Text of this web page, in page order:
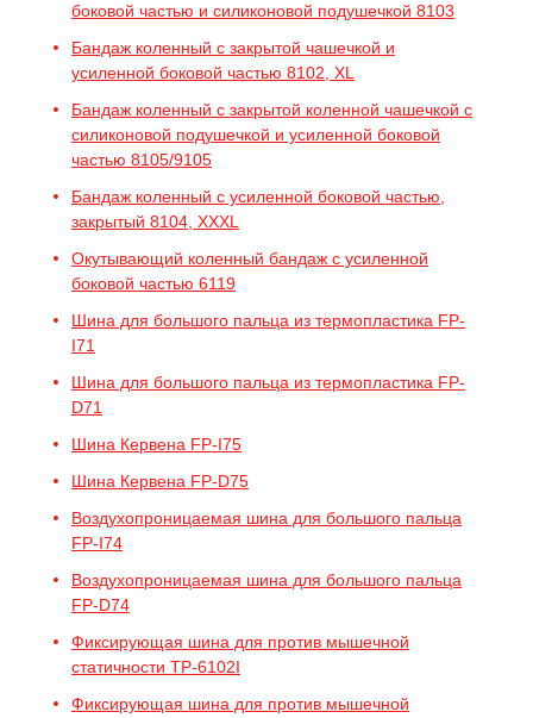
боковой частью и силиконовой подушечкой 8103
Бандаж коленный с закрытой чашечкой и
усиленной боковой частью 8102, XL
Бандаж коленный с закрытой коленной чашечкой с
силиконовой подушечкой и усиленной боковой
частью 8105/9105
Бандаж коленный с усиленной боковой частью,
закрытый 8104, XXXL
Окутывающий коленный бандаж с усиленной
боковой частью 6119
Шина для большого пальца из термопластика FP-
I71
Шина для большого пальца из термопластика FP-
D71
Шина Кервена FP-I75
Шина Кервена FP-D75
Воздухопроницаемая шина для большого пальца
FP-I74
Воздухопроницаемая шина для большого пальца
FP-D74
Фиксирующая шина для против мышечной
статичности TP-6102I
Фиксирующая шина для против мышечной